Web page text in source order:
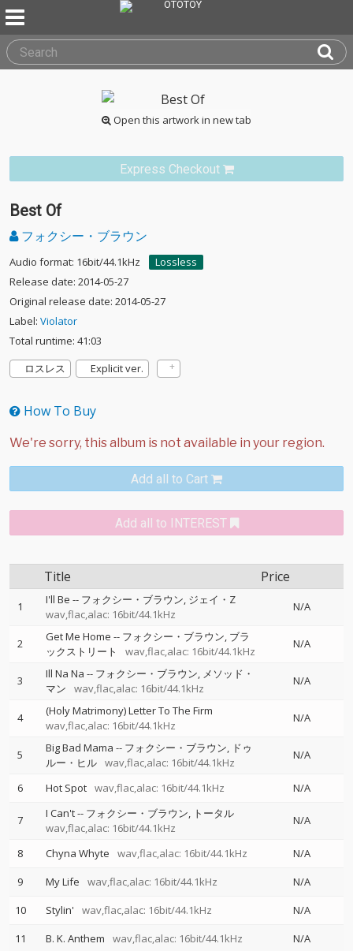
Open this artwork in new tab
Express Checkout
Best Of
フォクシー・ブラウン
Audio format: 16bit/44.1kHz
Lossless
Release date: 2014-05-27
Original release date: 2014-05-27
Label: Violator
Total runtime: 41:03
ロスレス
Explicit ver.
How To Buy
Add all to Cart
Add all to INTEREST
Title Price
1 I'll Be -- フォクシー・ブラウン ジェイ・Z
wav,flac,alac: 16bit/44.1kHz
N/A
2 Get Me Home -- フォクシー・ブラウン ブラ
ックストリート
wav,flac,alac: 16bit/44.1kHz
N/A
3 Ill Na Na -- フォクシー・ブラウン メソッド・
マン
wav,flac,alac: 16bit/44.1kHz
N/A
4
(Holy Matrimony) Letter To The Firm
wav,flac,alac: 16bit/44.1kHz
N/A
5 Big Bad Mama -- フォクシー・ブラウン
ドゥ
ルー・ヒル wav,flac,alac: 16bit/44.1kHz
N/A
6 Hot Spot wav,flac,alac: 16bit/44.1kHz N/A
7 I Can't-- フォクシー・ブラウン
トータル
wav,flac,alac: 16bit/44.1kHz
N/A
8 Chyna Whyte wav,flac,alac: 16bit/44.1kHz
N/A
9
My Life wav,flac,alac: 16bit/44.1kHz
N/A
10
Stylin' wav,flac,alac: 16bit/44.1kHz
N/A
11
B. K. Anthem wav,flac,alac: 16bit/44.1kHz N/A